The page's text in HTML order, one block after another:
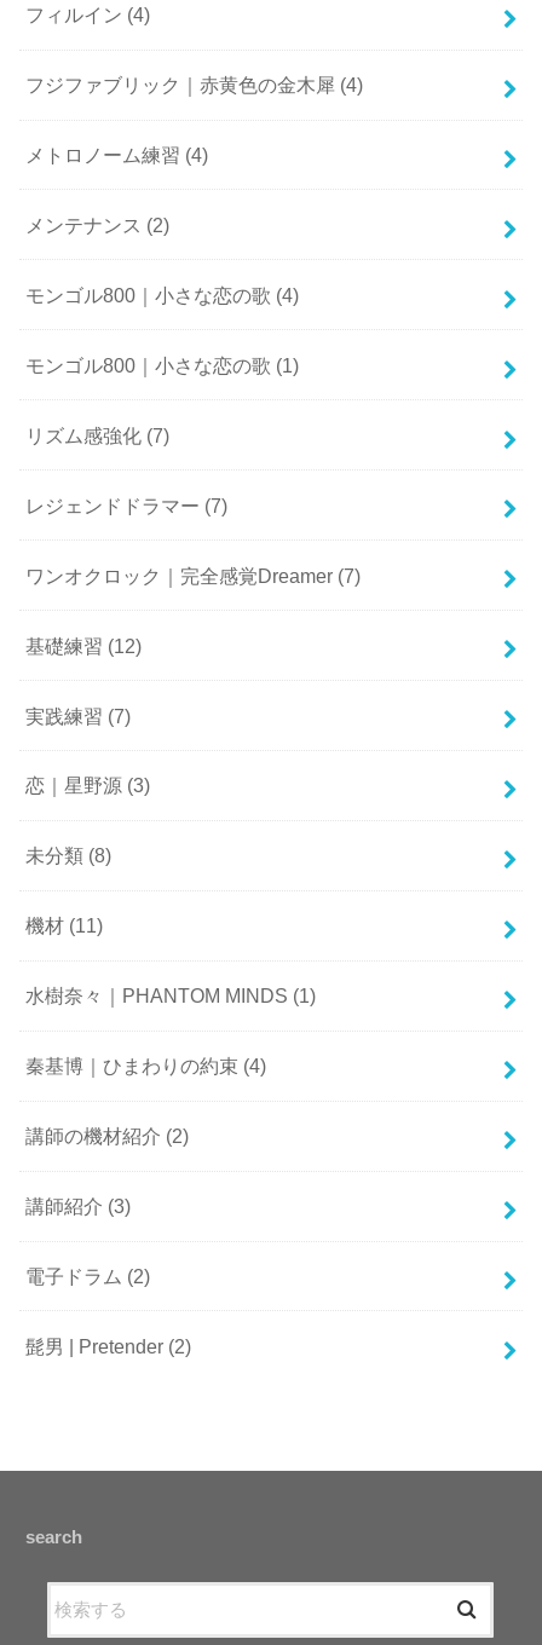
フィルイン (4)
フジファブリック｜赤黄色の金木犀 (4)
メトロノーム練習 (4)
メンテナンス (2)
モンゴル800｜小さな恋の歌 (4)
モンゴル800｜小さな恋の歌 (1)
リズム感強化 (7)
レジェンドドラマー (7)
ワンオクロック｜完全感覚Dreamer (7)
基礎練習 (12)
実践練習 (7)
恋｜星野源 (3)
未分類 (8)
機材 (11)
水樹奈々｜PHANTOM MINDS (1)
秦基博｜ひまわりの約束 (4)
講師の機材紹介 (2)
講師紹介 (3)
電子ドラム (2)
髭男 | Pretender (2)
search